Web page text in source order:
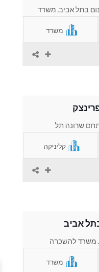
פלטינום בתל אביב. משרד
משרד
שרונה תל
קליניקה
אביב
משרד להשכרה
משרד